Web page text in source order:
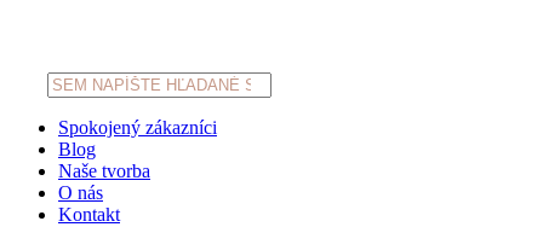
Products
search
Spokojený zákazníci
Blog
Naše tvorba
O nás
Kontakt